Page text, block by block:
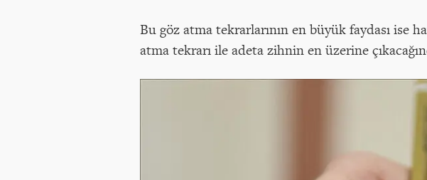
Bu göz atma tekrarlarının en büyük faydası ise
atma tekrarı ile adeta zihnin en üzerine